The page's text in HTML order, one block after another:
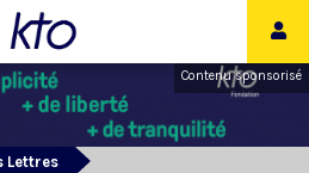
Contenu sponsorisé
Lettres